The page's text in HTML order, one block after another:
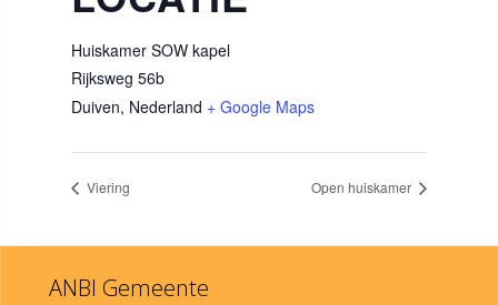
Huiskamer SOW kapel
Rijksweg 56b
Duiven, Nederland + Google Maps
Viering Open huiskamer
ANBI Gemeente